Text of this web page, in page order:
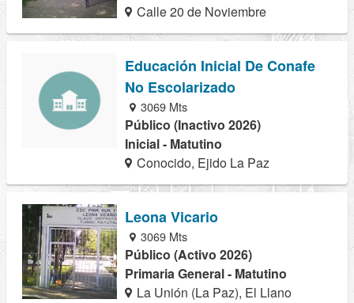
Calle 20 de Noviembre
Educación Inicial De Conafe
No Escolarizado
3069 Mts
Público (Inactivo 2026)
Inicial - Matutino
Conocido, Ejido La Paz
Leona Vicario
3069 Mts
Público (Activo 2026)
Primaria General - Matutino
La Unión (La Paz), El Llano